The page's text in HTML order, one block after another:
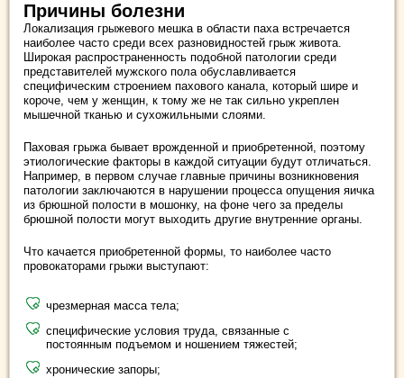
Причины болезни
Локализация грыжевого мешка в области паха встречается
наиболее часто среди всех разновидностей грыж живота.
Широкая распространенность подобной патологии среди
представителей мужского пола обуславливается
специфическим строением пахового канала, который шире и
короче, чем у женщин, к тому же не так сильно укреплен
мышечной тканью и сухожильными слоями.
Паховая грыжа бывает врожденной и приобретенной, поэтому
этиологические факторы в каждой ситуации будут отличаться.
Например, в первом случае главные причины возникновения
патологии заключаются в нарушении процесса опущения яичка
из брюшной полости в мошонку, на фоне чего за пределы
брюшной полости могут выходить другие внутренние органы.
Что качается приобретенной формы, то наиболее часто
провокаторами грыжи выступают:
чрезмерная масса тела;
специфические условия труда, связанные с
постоянным подъемом и ношением тяжестей;
хронические запоры;